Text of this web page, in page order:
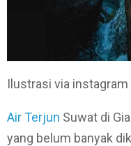
Ilustrasi via instagram
Air Terjun Suwat di
yang belum banyak